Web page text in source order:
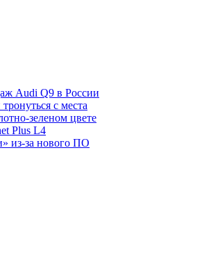
Audi Q9 в России
с места
зеленом цвете
Plus L4
из-за нового ПО